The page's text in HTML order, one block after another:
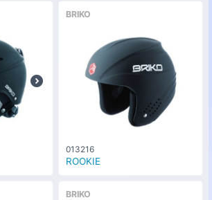
BRIKO
013216
ROOKIE
BRIKO